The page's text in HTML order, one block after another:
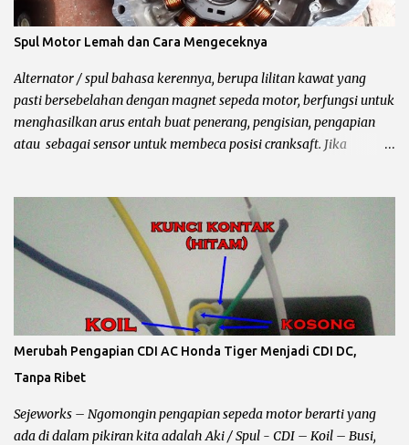
(Capasitor Discharge Ignition) atau ECU (Engine Control Unit)
dengan cara mengirimkan sinyal ke SCR, kemudian
memerintahkan SCR untuk membuka kapasitor dan
melepaskannya. Bahasa bengkelnya begini bro, pulser
mengirimkan sinyal ke CDI untuk memercikan api di busi, setelah
tonjolan magnet melewatinya seb...
Spul Motor Lemah dan Cara Mengeceknya
Alternator / spul bahasa kerennya, berupa lilitan kawat yang
pasti bersebelahan dengan magnet sepeda motor, berfungsi untuk
menghasilkan arus entah buat penerang, pengisian, pengapian
atau sebagai sensor untuk membeca posisi cranksaft. Jika
akhirnya perlu kick starter / engkol sampai keluar keringat
segede jagung dan mantepnya lagi sampai pakai bensin campur….
Ya campur dorong maksudnya... he….. Ini contoh gambarnya spul
Jupiter mx , masih ok… Beberapa kerusakan pada spull sepeda
motor : Spul pengisian Pada umumnya kabel berwarna putih,
kalau spul ini rusak atau terbakar maka pengaruhnya aki akan
ngedrop sampai habis 2 -3 kali, bahkan kalau ganti kiprok pun
akan tetap sama Karena problemnya ada pada lilitan spul. Cara
mengeceknya bisa dilihat kondisi fisik biasanya terbakar, atau
lilitan kawat putus, untuk pengecekan secara akurat tanpa
bongkar...
Merubah Pengapian CDI AC Honda Tiger Menjadi CDI DC,
Tanpa Ribet
Sejeworks – Ngomongin pengapian sepeda motor berarti yang
ada di dalam pikiran kita adalah Aki / Spul - CDI – Koil – Busi,